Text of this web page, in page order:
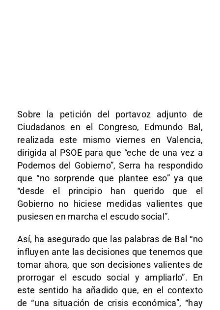
Sobre la petición del portavoz adjunto de
Ciudadanos en el Congreso, Edmundo Bal,
realizada este mismo viernes en Valencia,
dirigida al PSOE para que “eche de una vez a
Podemos del Gobierno”, Serra ha respondido
que “no sorprende que plantee eso” ya que
“desde el principio han querido que el
Gobierno no hiciese medidas valientes que
pusiesen en marcha el escudo social”.
Así, ha asegurado que las palabras de Bal “no
influyen ante las decisiones que tenemos que
tomar ahora, que son decisiones valientes de
prorrogar el escudo social y ampliarlo”. En
este sentido ha añadido que, en el contexto
de “una situación de crisis económica”, “hay